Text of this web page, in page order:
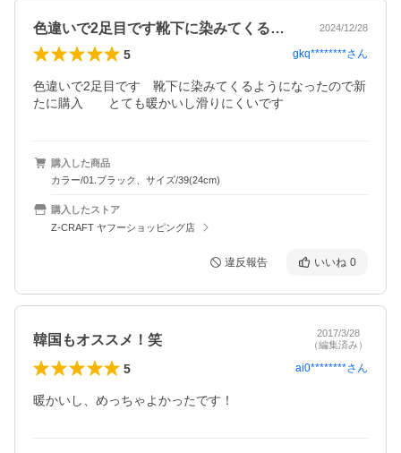
色違いで2足目です靴下に染みてくるよう… 2024/12/28
5 gkq********さん
色違いで2足目です　靴下に染みてくるようになったので新
たに購入　　とても暖かいし滑りにくいです
購入した商品
カラー/01.ブラック、サイズ/39(24cm)
購入したストア
Z-CRAFT ヤフーショッピング店
違反報告 いいね 0
韓国もオススメ！笑
2017/3/28
（編集済み）
5 ai0********さん
暖かいし、めっちゃよかったです！